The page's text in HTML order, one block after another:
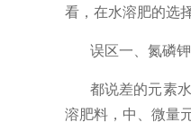
看，在水溶肥的选
误区一、氮磷
都说差的元素
溶肥料，中、微量